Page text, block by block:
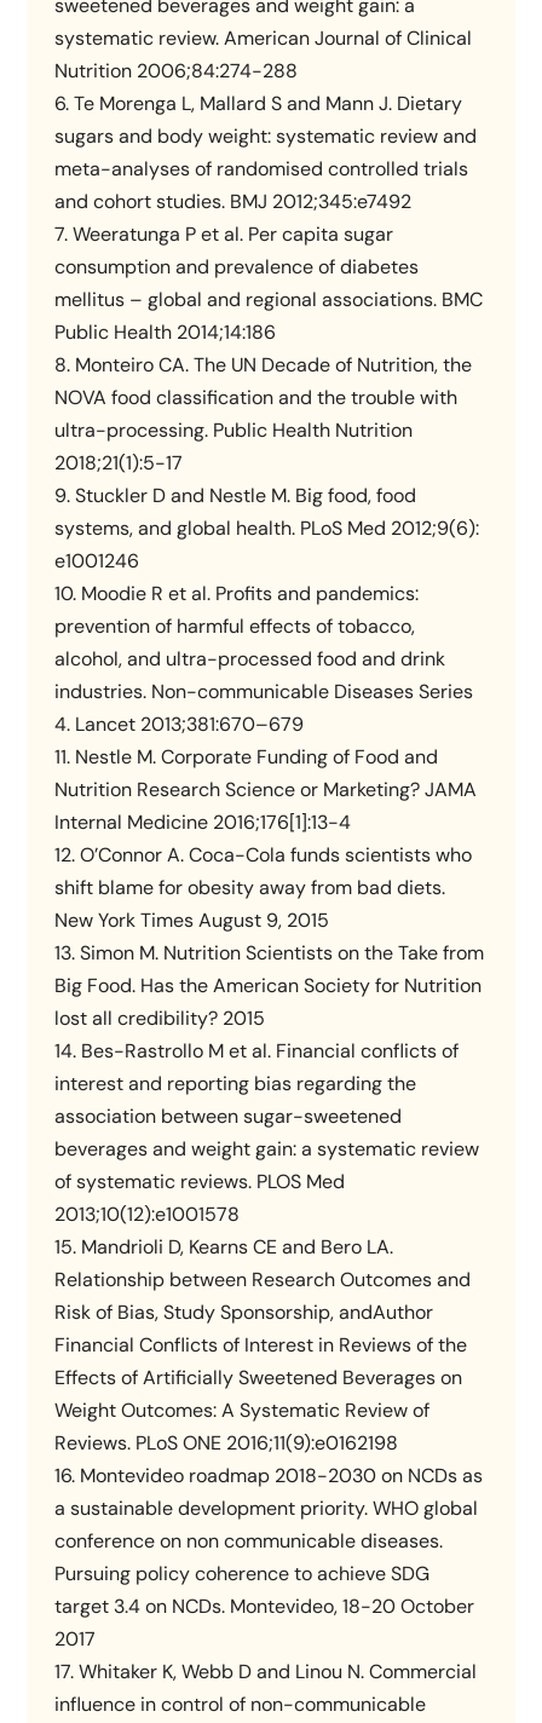
sweetened beverages and weight gain: a
systematic review. American Journal of Clinical
Nutrition 2006;84:274-288
6. Te Morenga L, Mallard S and Mann J. Dietary
sugars and body weight: systematic review and
meta-analyses of randomised controlled trials
and cohort studies. BMJ 2012;345:e7492
7. Weeratunga P et al. Per capita sugar
consumption and prevalence of diabetes
mellitus – global and regional associations. BMC
Public Health 2014;14:186
8. Monteiro CA. The UN Decade of Nutrition, the
NOVA food classification and the trouble with
ultra-processing. Public Health Nutrition
2018;21(1):5-17
9. Stuckler D and Nestle M. Big food, food
systems, and global health. PLoS Med 2012;9(6):
e1001246
10. Moodie R et al. Profits and pandemics:
prevention of harmful effects of tobacco,
alcohol, and ultra-processed food and drink
industries. Non-communicable Diseases Series
4. Lancet 2013;381:670–679
11. Nestle M. Corporate Funding of Food and
Nutrition Research Science or Marketing? JAMA
Internal Medicine 2016;176[1]:13-4
12. O’Connor A. Coca-Cola funds scientists who
shift blame for obesity away from bad diets.
New York Times August 9, 2015
13. Simon M. Nutrition Scientists on the Take from
Big Food. Has the American Society for Nutrition
lost all credibility? 2015
14. Bes-Rastrollo M et al. Financial conflicts of
interest and reporting bias regarding the
association between sugar-sweetened
beverages and weight gain: a systematic review
of systematic reviews. PLOS Med
2013;10(12):e1001578
15. Mandrioli D, Kearns CE and Bero LA.
Relationship between Research Outcomes and
Risk of Bias, Study Sponsorship, andAuthor
Financial Conflicts of Interest in Reviews of the
Effects of Artificially Sweetened Beverages on
Weight Outcomes: A Systematic Review of
Reviews. PLoS ONE 2016;11(9):e0162198
16. Montevideo roadmap 2018-2030 on NCDs as
a sustainable development priority. WHO global
conference on non communicable diseases.
Pursuing policy coherence to achieve SDG
target 3.4 on NCDs. Montevideo, 18-20 October
2017
17. Whitaker K, Webb D and Linou N. Commercial
influence in control of non-communicable